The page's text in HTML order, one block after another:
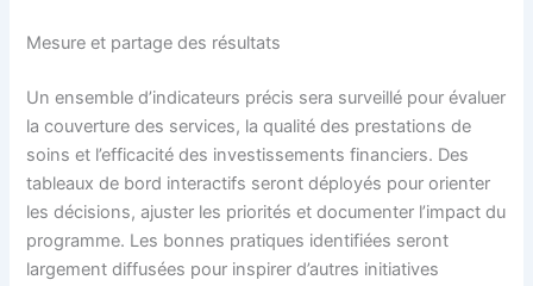
Mesure et partage des résultats
Un ensemble d’indicateurs précis sera surveillé pour évaluer
la couverture des services, la qualité des prestations de
soins et l’efficacité des investissements financiers. Des
tableaux de bord interactifs seront déployés pour orienter
les décisions, ajuster les priorités et documenter l’impact du
programme. Les bonnes pratiques identifiées seront
largement diffusées pour inspirer d’autres initiatives